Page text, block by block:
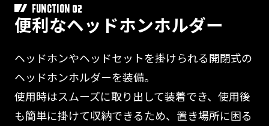
FUNCTION 02
便利なヘッドホンホルダー
ヘッドホンやヘッドセットを掛けられる開閉式の
ヘッドホンホルダーを装備。
使用時はスムーズに取り出して装着でき、使用後
も簡単に掛けて収納できるため、置き場所に困る